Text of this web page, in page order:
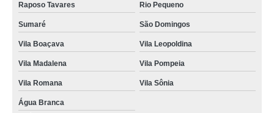
Raposo Tavares Rio Pequeno
Sumaré São Domingos
Vila Boaçava Vila Leopoldina
Vila Madalena Vila Pompeia
Vila Romana Vila Sônia
Água Branca